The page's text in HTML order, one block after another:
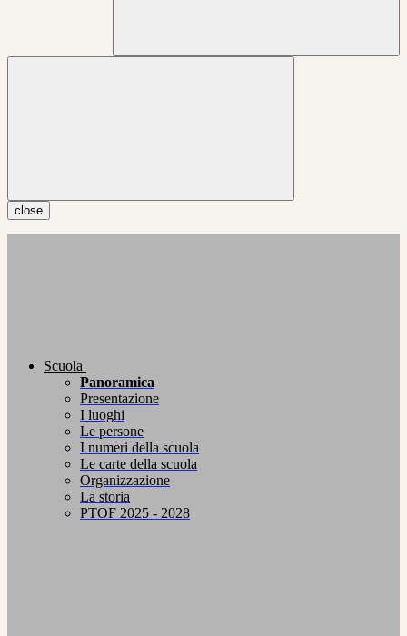
close
Scuola
Panoramica
Presentazione
I luoghi
Le persone
I numeri della scuola
Le carte della scuola
Organizzazione
La storia
PTOF 2025 - 2028